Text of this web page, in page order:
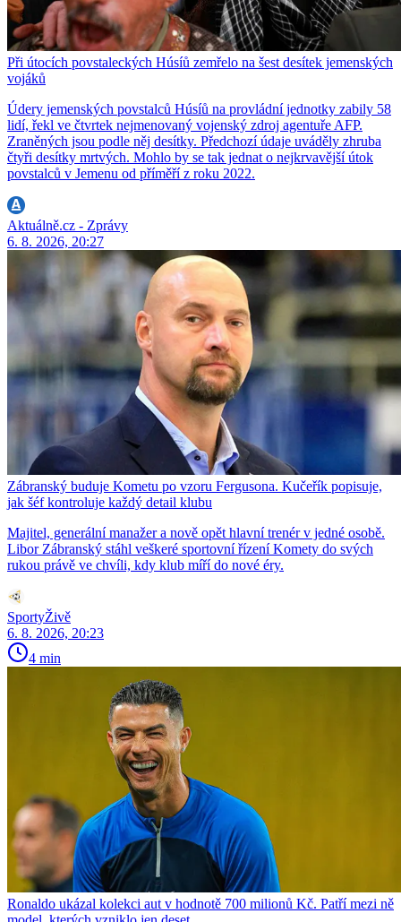
Při útocích povstaleckých Húsíů zemřelo na šest desítek jemenských
vojáků
Údery jemenských povstalců Húsíů na provládní jednotky zabily 58
lidí, řekl ve čtvrtek nejmenovaný vojenský zdroj agentuře AFP.
Zraněných jsou podle něj desítky. Předchozí údaje uváděly zhruba
čtyři desítky mrtvých. Mohlo by se tak jednat o nejkrvavější útok
povstalců v Jemenu od příměří z roku 2022.
Aktuálně.cz - Zprávy
6. 8. 2026, 20:27
Zábranský buduje Kometu po vzoru Fergusona. Kučeřík popisuje,
jak šéf kontroluje každý detail klubu
Majitel, generální manažer a nově opět hlavní trenér v jedné osobě.
Libor Zábranský stáhl veškeré sportovní řízení Komety do svých
rukou právě ve chvíli, kdy klub míří do nové éry.
SportyŽivě
6. 8. 2026, 20:23
4 min
Ronaldo ukázal kolekci aut v hodnotě 700 milionů Kč. Patří mezi ně